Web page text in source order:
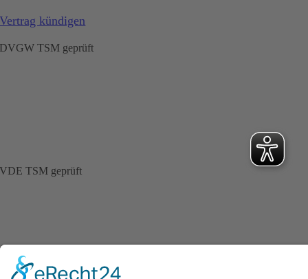
Vertrag kündigen
DVGW TSM geprüft
VDE TSM geprüft